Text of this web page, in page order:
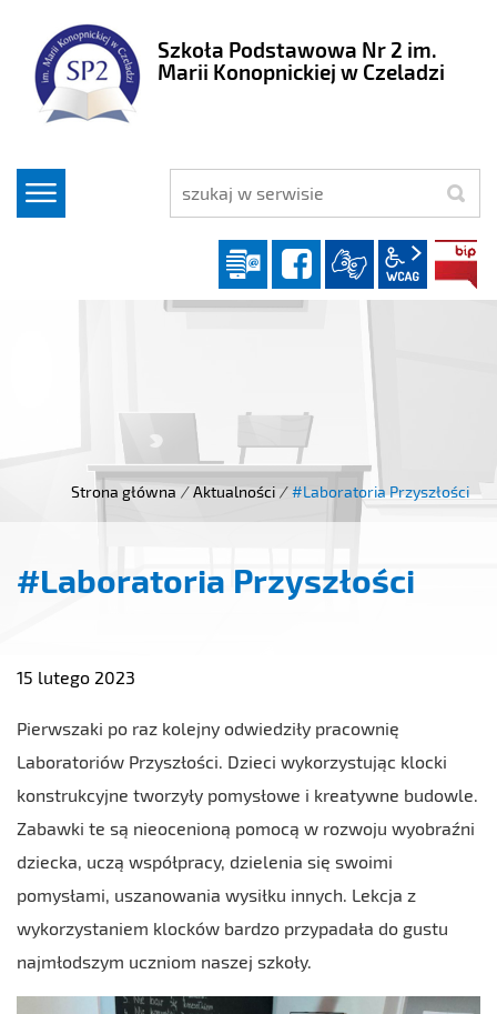
Szkoła Podstawowa Nr 2 im.
Marii Konopnickiej w Czeladzi
szukaj
Dziennik elektroniczny
facebook
wcag2.1
Strona główna / Aktualności / #Laboratoria Przyszłości
#Laboratoria Przyszłości
15 lutego 2023
Pierwszaki po raz kolejny odwiedziły pracownię
Laboratoriów Przyszłości. Dzieci wykorzystując klocki
konstrukcyjne tworzyły pomysłowe i kreatywne budowle.
Zabawki te są nieocenioną pomocą w rozwoju wyobraźni
dziecka, uczą współpracy, dzielenia się swoimi
pomysłami, uszanowania wysiłku innych. Lekcja z
wykorzystaniem klocków bardzo przypadała do gustu
najmłodszym uczniom naszej szkoły.